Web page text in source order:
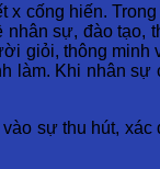
cống hiến.
sự, đào tạo,
giỏi, thông minh
làm. Khi nhân
sự thu hút,